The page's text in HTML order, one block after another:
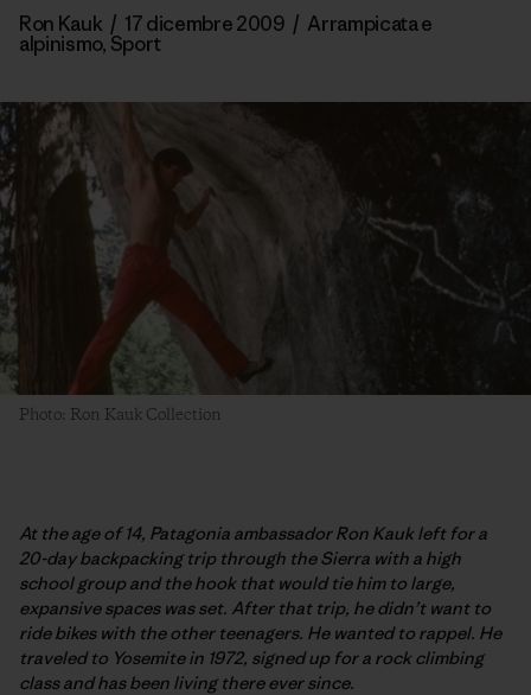
Ron Kauk / 17 dicembre 2009 / Arrampicata e
alpinismo, Sport
Photo: Ron Kauk Collection
At the age of 14, Patagonia ambassador Ron Kauk left for a
20-day backpacking trip through the Sierra with a high
school group and the hook that would tie him to large,
expansive spaces was set. After that trip, he didn’t want to
ride bikes with the other teenagers. He wanted to rappel. He
traveled to Yosemite in 1972, signed up for a rock climbing
class and has been living there ever since.